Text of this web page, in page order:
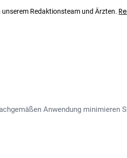
Redaktionsteam und Ärzten.
Anwendung minimieren